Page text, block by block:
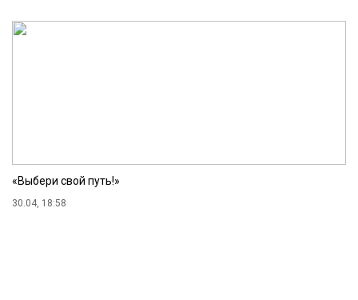
«Выбери свой путь!»
30.04, 18:58